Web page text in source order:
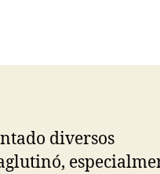
diversos